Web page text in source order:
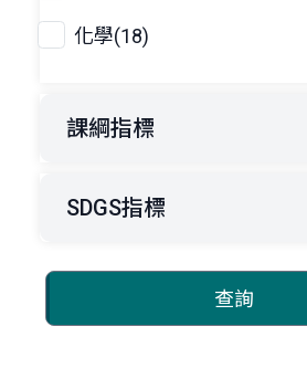
化學(18)
課綱指標
SDGS指標
查詢